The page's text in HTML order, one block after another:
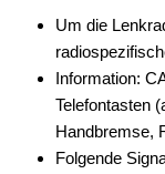
Um die
Information:
Telefontasten
Handbremse,
Folgende